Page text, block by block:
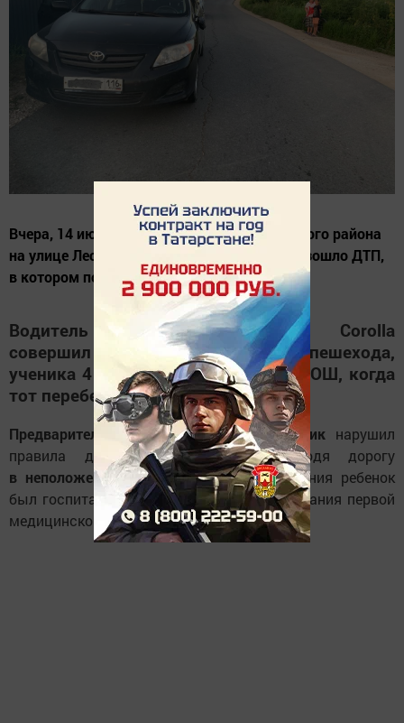
Вчера, 14 июля, в селе Столбище Лаишевского района
на улице Лесхозовская возле дома 2а произошло ДТП,
в котором пострадал ребенок.
Водитель автомобиля Toyota Corolla
совершил наезд на 10-летнего пешехода,
ученика 4 класса Столбищенской СОШ, когда
тот перебегал проезжую часть.
Предварительноустановлено, чтомальчик нарушил
правила дорожного движения, переходя дорогу
в неположенном месте. После столкновения ребенок
был госпитализирован в ДРКБ, после оказания первой
медицинской помощи отпущен домой.